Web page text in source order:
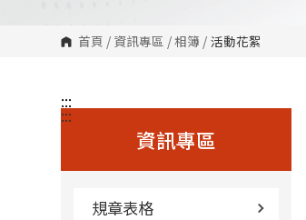
首頁 / 資訊專區 /相簿 / 活動花絮
:::
資訊專區
規章表格
:::